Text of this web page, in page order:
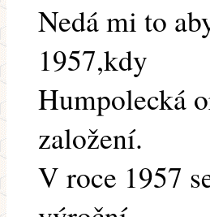
Nedá mi to
1957,kdy
Humpolecká
založení.
V roce 1957